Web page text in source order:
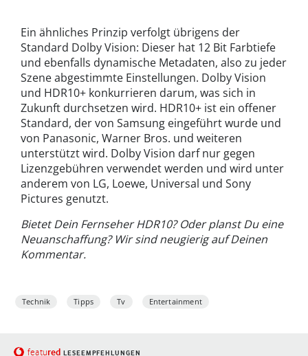
Ein ähnliches Prinzip verfolgt übrigens der
Standard Dolby Vision: Dieser hat 12 Bit Farbtiefe
und ebenfalls dynamische Metadaten, also zu jeder
Szene abgestimmte Einstellungen. Dolby Vision
und HDR10+ konkurrieren darum, was sich in
Zukunft durchsetzen wird. HDR10+ ist ein offener
Standard, der von Samsung eingeführt wurde und
von Panasonic, Warner Bros. und weiteren
unterstützt wird. Dolby Vision darf nur gegen
Lizenzgebühren verwendet werden und wird unter
anderem von LG, Loewe, Universal und Sony
Pictures genutzt.
Bietet Dein Fernseher HDR10? Oder planst Du eine
Neuanschaffung? Wir sind neugierig auf Deinen
Kommentar.
Technik Tipps Tv Entertainment
featured LESEEMPFEHLUNGEN